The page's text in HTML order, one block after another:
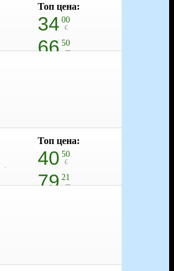
Топ цена:
34 00
€
66 50
лв
Топ цена:
40 50
€
79 21
лв